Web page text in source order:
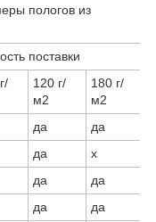
пологов из
120 г/
м2
180 г/
м2
да
да
да
х
да
да
да
да